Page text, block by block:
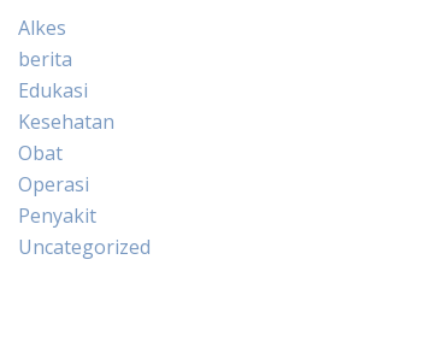
Alkes
berita
Edukasi
Kesehatan
Obat
Operasi
Penyakit
Uncategorized